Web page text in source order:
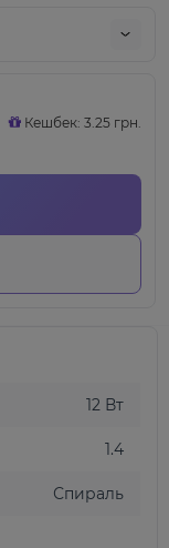
Кешбек: 3.25 грн.
12 Вт
1.4
Спираль